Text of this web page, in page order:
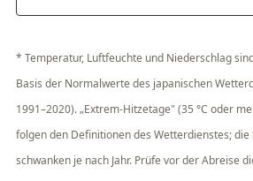
* Temperatur, Luftfeuchte und Niederschlag
Basis der Normalwerte des japanischen
1991–2020). „Extrem-Hitzetage" (35 °C oder
folgen den Definitionen des Wetterdienstes;
schwanken je nach Jahr. Prüfe vor der Abreise